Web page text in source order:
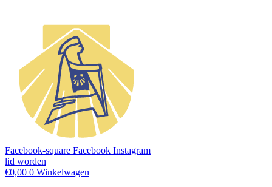
Facebook-square Facebook Instagram
lid worden
€0,00 0 Winkelwagen